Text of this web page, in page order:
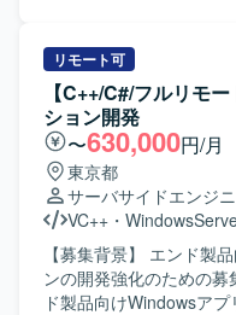
ンを取りながら、自律的
します。 ・事業やサー
ルや役割の拡張にも前向
す。 【ポジションの魅力】 ・運用中および新規開発中の複
数の大型ゲームタイトル
様な開発フェーズや規模
ができます。 ・SREチ
のインフラ設計・構築・
パフォーマンス向上や
・組織として新たな挑
きな裁量を持ち、長期的
修正も行っていただきます。 【求める人物像】 コ
ーションを取りながら
ております。自ら課題を
向上に取り組んでいただける
ョンの魅力】 情報家電
で、ユーザーに近い領域
す。C/C++を用いた開発
Audio処理などの知識を身に
環境】 C/C++、Visual
開発環境となります。
リモート可
【C++/C#/フルリモ
ション開発
〜630,000円/月
東京都
サーバサイドエンジ
VC++ ・
【募集背景】 エンド製
ンの開発強化のための募集となりま
ド製品向けWindowsア